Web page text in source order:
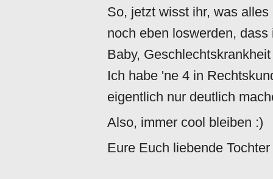
So, jetzt wisst ihr, was
noch eben loswerden,
Baby,
Ich habe 'ne 4 in
eigentlich nur deutlich
Also, immer cool bleiben :)
Eure Euch liebende Tochter